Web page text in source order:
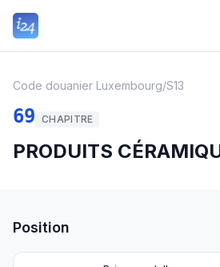
Code douanier Luxembourg/S13
69 CHAPITRE
PRODUITS
Position